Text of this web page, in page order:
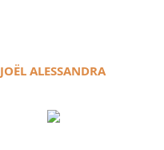
JOËL ALESSANDRA